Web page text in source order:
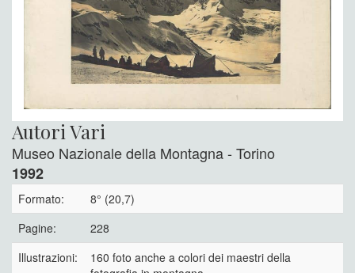
Autori Vari
Museo Nazionale della Montagna - Torino
1992
Formato:
8° (20,7)
Pagine:
228
Illustrazioni:
160 foto anche a colori dei maestri della